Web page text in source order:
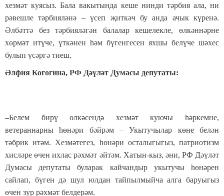
хезмәт куясыз. Бала вакытында кеше нинди тәрбия ала, ни
рәвешле тәрбияләнә – үсеп җиткәч бу анда ачык күренә.
Әлбәттә без тәрбияләгән балалар кешелекле, өлкәннәрне
хөрмәт итүче, үткәнен һәм бүгенгесен яхшы белүче шәхес
булып үсәргә тиеш.
Әлфия Когогина, РФ Дәүләт Думасы депутаты:
–Белем бирү өлкәсендә хезмәт куючы һәркемне,
ветераннарны һөнәри бәйрәм – Укытучылар көне белән
тәбрик итәм. Хезмәтегез, һөнәри осталыгыгыз, патриотизм
хисләре өчен ихлас рәхмәт әйтәм. Хатын-кыз, әни, РФ Дәүләт
Думасы депутаты буларак кайчандыр укытучы һөнәрен
сайлап, бүген дә шул юлдан тайпылмыйча алга баруыгыз
өчен зур рәхмәт белдерәм.